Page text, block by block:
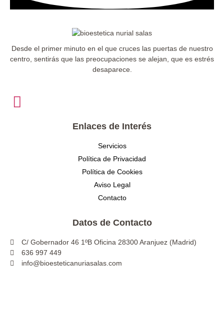
Desde el primer minuto en el que cruces las puertas de nuestro
centro, sentirás que las preocupaciones se alejan, que es estrés
desaparece.
Enlaces de Interés
Servicios
Política de Privacidad
Política de Cookies
Aviso Legal
Contacto
Datos de Contacto
C/ Gobernador 46 1ºB Oficina 28300 Aranjuez (Madrid)
636 997 449
info@bioesteticanuriasalas.com